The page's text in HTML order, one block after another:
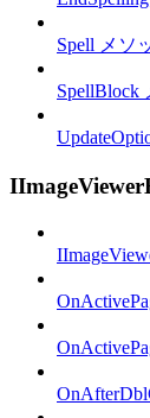
Spell メソ
SpellBlock